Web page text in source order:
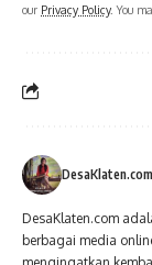
our Privacy Policy. You
DesaKlaten.com
DesaKlaten.com
berbagai media